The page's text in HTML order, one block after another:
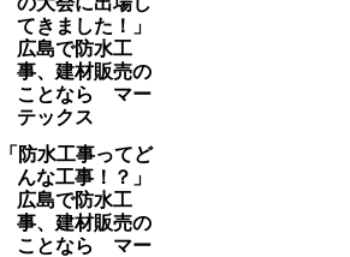
てきました！」
広島で防水工
事、建材販売の
ことなら マー
テックス
「防水工事ってど
んな工事！？」
広島で防水工
事、建材販売の
ことなら マー